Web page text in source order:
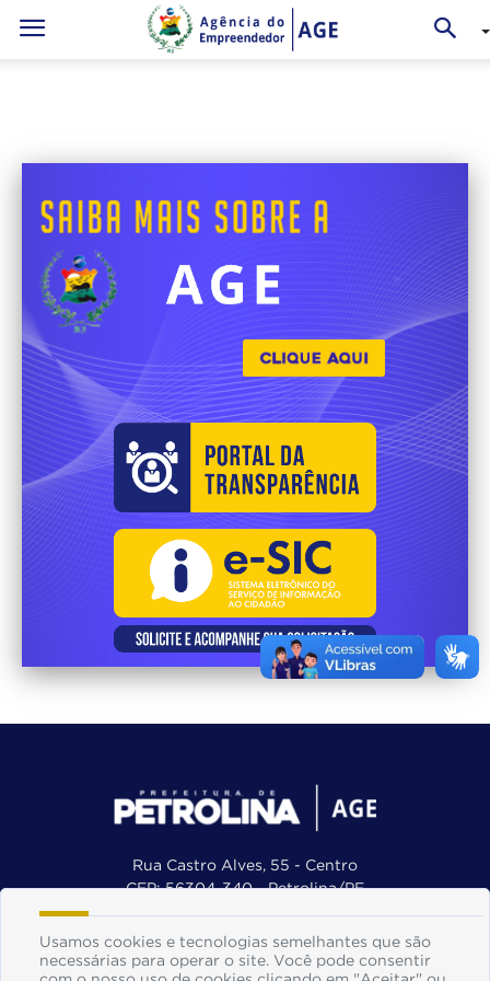
Rua Castro Alves, 55 - Centro
CEP: 56304-340 - Petrolina/PE
E-mail: agepetrolina.gov@gmail.com
Exp.: De segunda à sexta, das 8h às 12h
Usamos cookies e tecnologias semelhantes que são
necessárias para operar o site. Você pode consentir